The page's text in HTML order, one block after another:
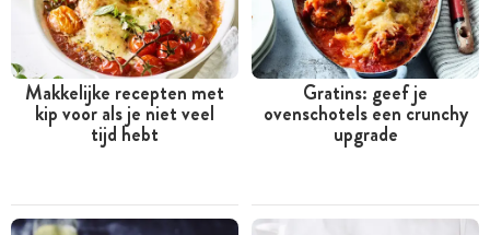
Makkelijke recepten met
kip voor als je niet veel
tijd hebt
Gratins: geef je
ovenschotels een crunchy
upgrade